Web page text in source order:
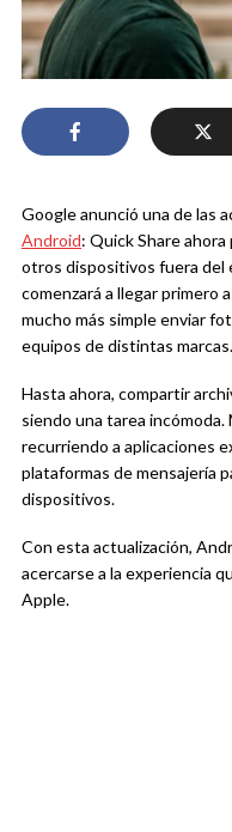
Google anunció una de las
Android: Quick Share
otros dispositivos fuera del
comenzará a llegar primero
mucho más simple enviar
equipos de distintas marcas.
Hasta ahora, compartir
siendo una tarea
recurriendo a aplicaciones
plataformas de mensajería
dispositivos.
Con esta actualización,
acercarse a la experiencia
Apple.